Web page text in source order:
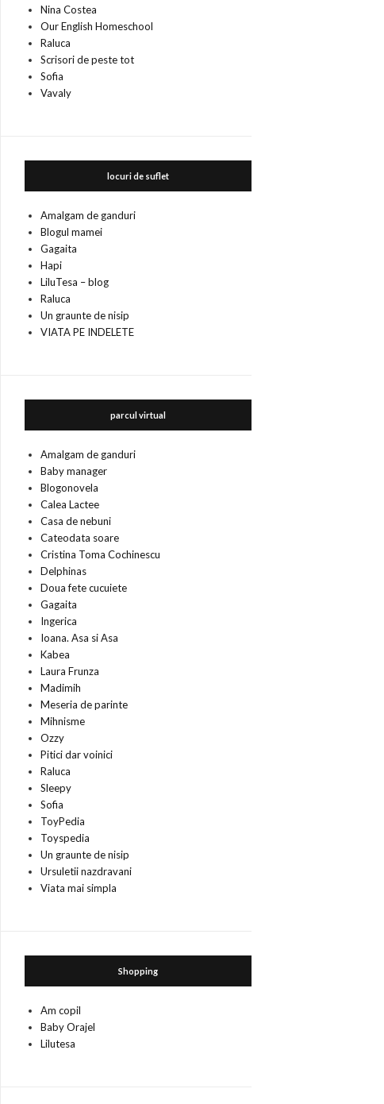
Nina Costea
Our English Homeschool
Raluca
Scrisori de peste tot
Sofia
Vavaly
locuri de suflet
Amalgam de ganduri
Blogul mamei
Gagaita
Hapi
LiluTesa – blog
Raluca
Un graunte de nisip
VIATA PE INDELETE
parcul virtual
Amalgam de ganduri
Baby manager
Blogonovela
Calea Lactee
Casa de nebuni
Cateodata soare
Cristina Toma Cochinescu
Delphinas
Doua fete cucuiete
Gagaita
Ingerica
Ioana. Asa si Asa
Kabea
Laura Frunza
Madimih
Meseria de parinte
Mihnisme
Ozzy
Pitici dar voinici
Raluca
Sleepy
Sofia
ToyPedia
Toyspedia
Un graunte de nisip
Ursuletii nazdravani
Viata mai simpla
Shopping
Am copil
Baby Orajel
Lilutesa